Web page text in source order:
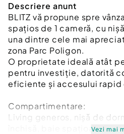
Descriere anunt
BLITZ vă propune spre
spațios de 1 cameră, cu
una dintre cele mai
zona Parc Poligon.
O proprietate ideală atât
pentru investiție, datorită
eficiente și accesului
Compartimentare:
Living generos, nișă de
închisă, baie spațioasă cu
Vezi mai